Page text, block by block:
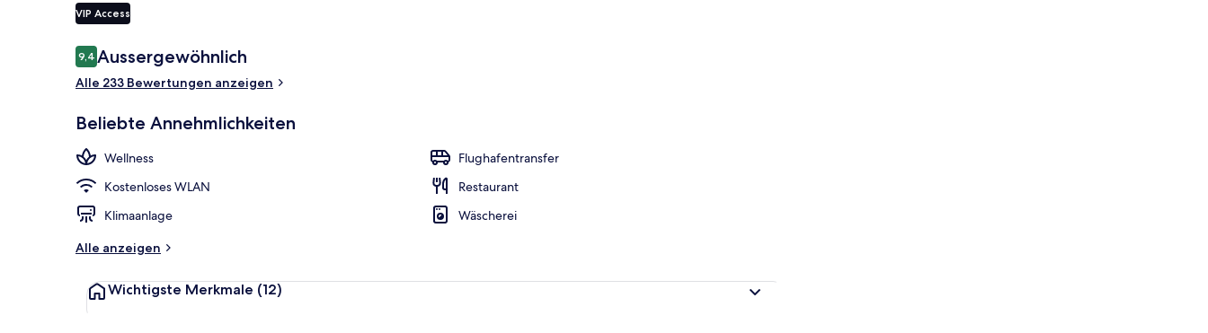
VIP Access
Bewertungen
9,49,4 von 10.
Aussergewöhnlich
Alle 233 Bewertungen anzeigen
Beliebte Annehmlichkeiten
Wellness
Flughafentransfer
Kostenloses WLAN
Restaurant
Klimaanlage
Wäscherei
Alle anzeigen
Wichtigste Merkmale (12)